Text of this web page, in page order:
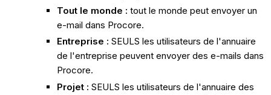
Tout le monde : tout le monde peut envoyer un
e-mail dans Procore.
Entreprise : SEULS les utilisateurs de l'annuaire
de l'entreprise peuvent envoyer des e-mails dans
Procore.
Projet : SEULS les utilisateurs de l'annuaire des